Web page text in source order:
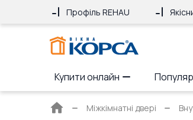
Профіль REHAU
Купити онлайн
Головна
Міжкімнатні двері